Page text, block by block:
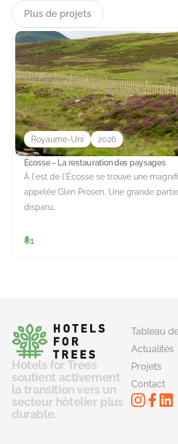
Plus de projets
Royaume-Uni 2026
Écosse – La restauration des paysages
À l'est de l'Écosse se trouve une
appelée Glen Prosen. Une grande
disparu…
1
Hotels for Trees
soutient activement
la transition vers un
secteur hôtelier plus
durable.
Tableau
Actualités
Projets
Contact